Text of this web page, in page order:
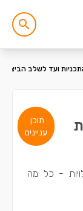
ועד לשלב הביצוע
תוכן
עניינים
- כל מה